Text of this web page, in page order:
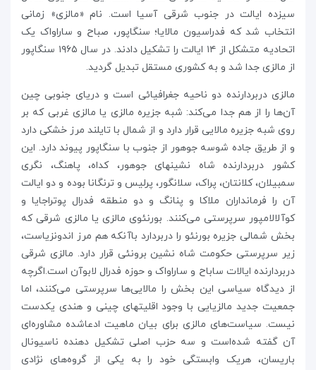
سیزده ایالت در جنوب شرقی آسیا است. نام «مالزی» زمانی
انتخاب شد که فدراسیون مالایا؛ سنگاپور، صباح و ساراواک یک
اتحادیه متشکل از ۱۴ ایالت را تشکیل دادند. در سال ۱۹۶۵ سنگاپور
از مالزی جدا شد و به کشوری مستقل تبدیل گردید.
مالزی دربردارنده دو ناحیه جغرافیائی است و دریای جنوبی چین
آن‌ها را از هم جدا می‌کند: شبه جزیره مالزی یا مالزی غربی که بر
روی شبه جزیره مالایی قرار دارد و از شمال با تایلند مرز خشکی دارد
و از طریق جاده شوسه جوهور از جنوب با سنگاپور پیوند دارد. این
کشور دربردارنده شاه نشینهای جوهور، کداه، پاهنگ، نگری
سمبیلان، کلانتان، پراک، سلانگور، پرلیس و ترنگانا بوده و دو ایالت
آن را فرمانداران ملاکا و پنانگ و دو منطقه فدرال پوتراجایا و
کوآلالامپور سرپرستی می‌کنند. بورنئوی مالزی یا مالزی شرقی که
بخش شمالی جزیره بورنئو را دربردارد باآنکه هم مرز اندونزیاست،
زیر سرپرستی حکومت شاه نشین برونئی قرار دارد. مالزی شرقی
دربردارنده ایالات ساباح و ساراواک و حوزه فدرال لابوآن است.اگرچه
از دیدگاه سیاسی این بخش را مالایی‌ها سرپرستی می‌کنند، اما
جمعیت جدید مالزیایی با وجود اقلیتهای چینی و هندی یکدست
نیست. سیاست‌های مالزی برای بیان ماهیت ادعاشده مشاوره‌ای
آن گفته شده‌است و سه حزب اصلی تشکیل دهنده ناسیونال
باریسان، هریک وابستگی خود را به یکی از گروه‌های نژادی